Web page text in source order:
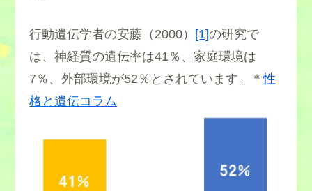
行動遺伝学者の安藤（2000） [1]の研究で
は、神経質の遺伝率は41％、家庭環境は
7％、外部環境が52％とされています。＊性
格と遺伝コラム